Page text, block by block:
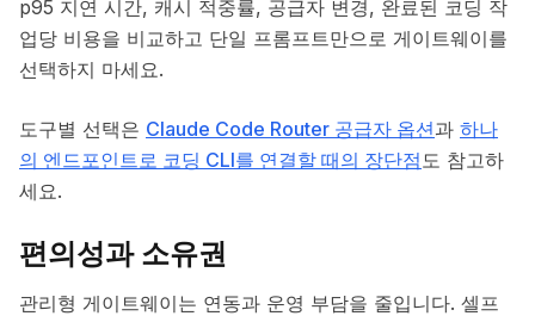
p95 지연 시간, 캐시 적중률, 공급자 변경, 완료된 코딩 작
업당 비용을 비교하고 단일 프롬프트만으로 게이트웨이를
선택하지 마세요.
도구별 선택은 Claude Code Router 공급자 옵션과 하나
의 엔드포인트로 코딩 CLI를 연결할 때의 장단점도 참고하
세요.
편의성과 소유권
관리형 게이트웨이는 연동과 운영 부담을 줄입니다. 셀프